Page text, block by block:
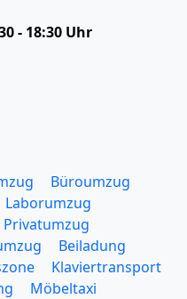
- 18:30 Uhr
Büroumzug
Laborumzug
Privatumzug
Beiladung
Klaviertransport
Möbeltaxi